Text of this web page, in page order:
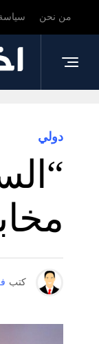
من نحن
دولي
كتب